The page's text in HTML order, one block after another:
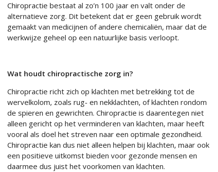
Chiropractie bestaat al zo’n 100 jaar en valt onder de
alternatieve zorg. Dit betekent dat er geen gebruik wordt
gemaakt van medicijnen of andere chemicaliën, maar dat de
werkwijze geheel op een natuurlijke basis verloopt.
Wat houdt chiropractische zorg in?
Chiropractie richt zich op klachten met betrekking tot de
wervelkolom, zoals rug- en nekklachten, of klachten rondom
de spieren en gewrichten. Chiropractie is daarentegen niet
alleen gericht op het verminderen van klachten, maar heeft
vooral als doel het streven naar een optimale gezondheid.
Chiropractie kan dus niet alleen helpen bij klachten, maar ook
een positieve uitkomst bieden voor gezonde mensen en
daarmee dus juist het voorkomen van klachten.